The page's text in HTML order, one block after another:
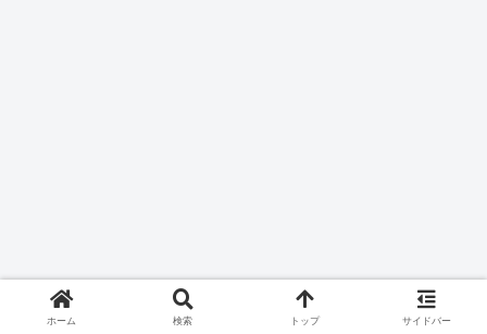
ホーム 検索 トップ サイドバー